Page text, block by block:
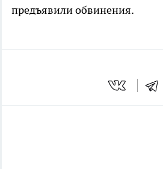
предъявили обвинения.